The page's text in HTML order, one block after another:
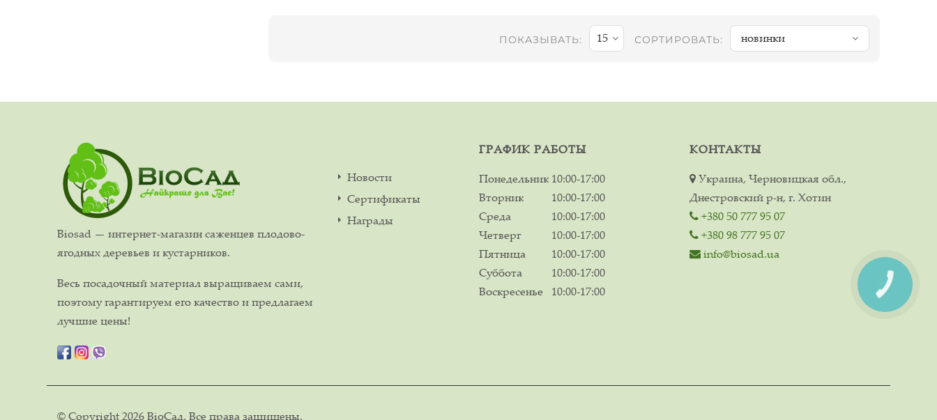
ПОКАЗЫВАТЬ: 15 СОРТИРОВАТЬ: новинки
Biosad — интернет-магазин саженцев плодово-
ягодных деревьев и кустарников.
Весь посадочный материал выращиваем сами,
поэтому гарантируем его качество и предлагаем
лучшие цены!
Новости
Сертификаты
Награды
ГРАФИК РАБОТЫ
Понедельник 10:00-17:00
Вторник
10:00-17:00
Среда
10:00-17:00
Четверг
10:00-17:00
Пятница
10:00-17:00
Суббота
10:00-17:00
Воскресенье
10:00-17:00
КОНТАКТЫ
Украина, Черновицкая обл.,
Днестровский р-н, г. Хотин
+380 50 777 95 07
+380 98 777 95 07
info@biosad.ua
© Copyright 2026 ВіоСад. Все права защищены.